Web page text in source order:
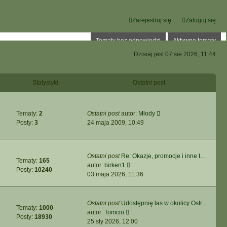
Zaloguj się
Zarejestruj się
Tematy bez odpowiedzi Aktywne tematy
Dzisiaj jest 07 sie 2026, 11:44
Statystyki Ostatni post
Tematy: 2
Posty: 3
Ostatni postautor: Młody
w
e
n
j
24 maja 2009, 10:49
Tematy: 165
Posty: 10240
Ostatni post Re: Okazje, promocje i inne t…
autor: birken1
y
i
t
03 maja 2026, 11:36
Tematy: 1000
Posty: 18930
Ostatni post Udostępnię las w okolicy Ostr…
autor: Tomcio
y
25 sty 2026, 12:00